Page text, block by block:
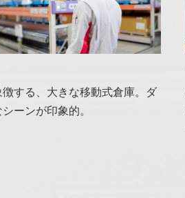
する、大きな移動式倉庫。ダ
ーンが印象的。